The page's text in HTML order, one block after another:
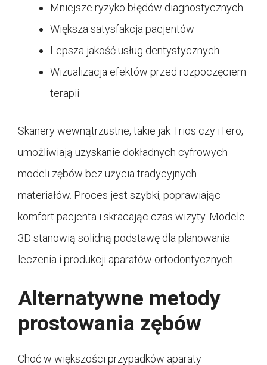
Mniejsze ryzyko błędów diagnostycznych
Większa satysfakcja pacjentów
Lepsza jakość usług dentystycznych
Wizualizacja efektów przed rozpoczęciem
terapii
Skanery wewnątrzustne, takie jak Trios czy iTero,
umożliwiają uzyskanie dokładnych cyfrowych
modeli zębów bez użycia tradycyjnych
materiałów. Proces jest szybki, poprawiając
komfort pacjenta i skracając czas wizyty. Modele
3D stanowią solidną podstawę dla planowania
leczenia i produkcji aparatów ortodontycznych.
Alternatywne metody
prostowania zębów
Choć w większości przypadków aparaty